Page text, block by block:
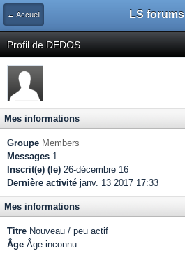
← Accueil LS forums
Profil de DEDOS
Mes informations
Groupe Members
Messages 1
Inscrit(e) (le) 26-décembre 16
Dernière activité janv. 13 2017 17:33
Mes informations
Titre Nouveau / peu actif
Âge Âge inconnu